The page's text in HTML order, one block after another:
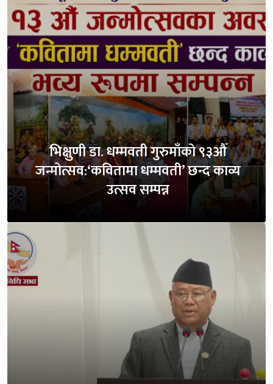
भिक्षुणी डा. धम्मवती गुरुमाँको ९३औँ
जन्मोत्सव:‘कवितामा धम्मवती’ छन्द काव्य
उत्सव सम्पन्न